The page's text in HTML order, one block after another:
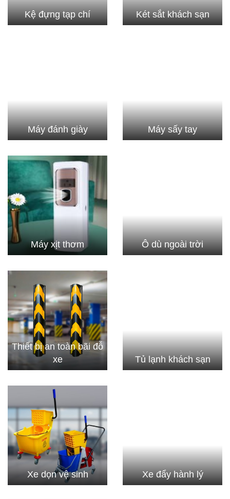
Kệ đựng tạp chí Két sắt khách sạn
Máy đánh giày Máy sấy tay
Máy xịt thơm Ô dù ngoài trời
Thiết bị an toàn bãi đỗ
xe
Tủ lạnh khách sạn
Xe dọn vệ sinh Xe đẩy hành lý